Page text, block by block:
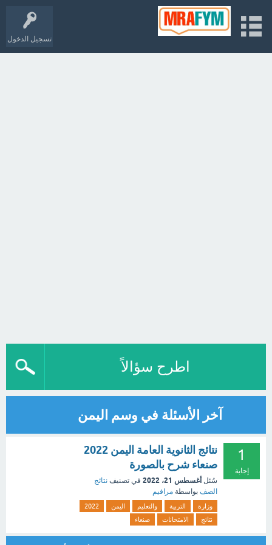
تسجيل الدخول
اطرح سؤالاً
آخر الأسئلة في وسم اليمن
1
إجابة
نتائج الثانوية العامة اليمن 2022
صنعاء شرح بالصورة
سُئل أغسطس 21، 2022 في تصنيف نتائج
الصف بواسطة مرافيم
وزارة التربية والتعليم اليمن
2022
نتائج
الامتحانات صنعاء